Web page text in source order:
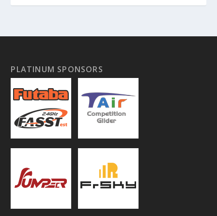
PLATINUM SPONSORS